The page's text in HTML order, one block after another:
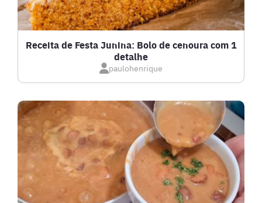
GRATINADOS
LANCHES
LASANHAS
LOW CARB
Receita de Festa Junina: Bolo de cenoura com 1
detalhe
paulohenrique